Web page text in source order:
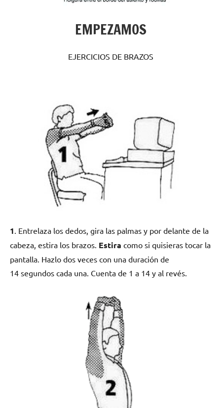
EMPEZAMOS
EJERCICIOS DE BRAZOS
1 . Entrelaza los dedos, gira las palmas y por delante de la
cabeza, estira los brazos. Estira como si quisieras tocar la
pantalla. Hazlo dos veces con una duración de
14 segundos cada una. Cuenta de 1 a 14 y al revés.